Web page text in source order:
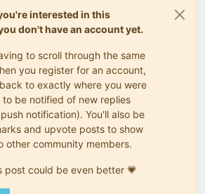
interested in this
don't have an account yet.
to scroll through the same
you register for an account,
to exactly where you were
be notified of new replies
notification). You'll also be
and upvote posts to show
other community members.
post could be even better 💗